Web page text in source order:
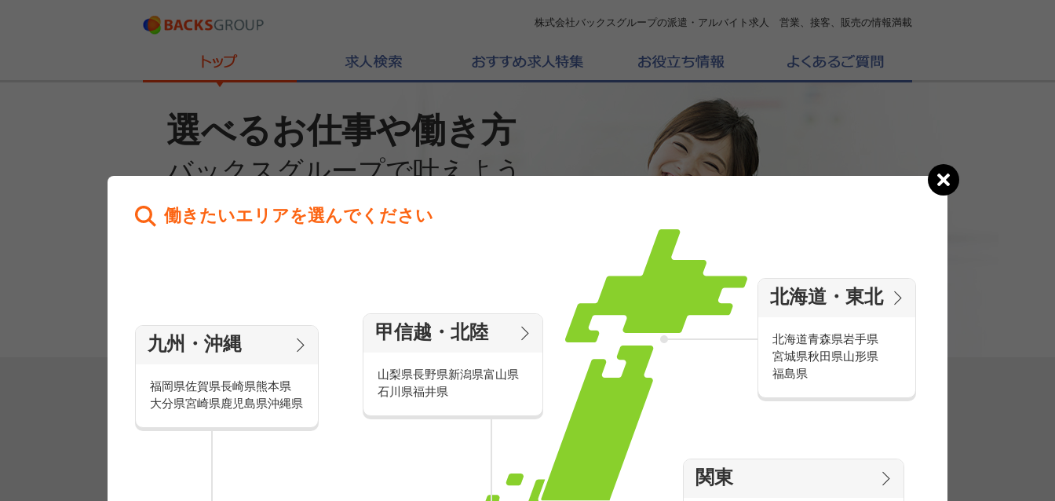
株式会社バックスグループの派遣・アルバイト求人 営業、接客、販売の情報満載
選べるお仕事や働き方
バックスグループで叶えよう
働きたいエリアを選んでください
エリアの
働きたいエリアを選んでください
北海道・東北
北海道青森県岩手県
宮城県秋田県山形県
福島県
関東
九州・沖縄
福岡県佐賀県長崎県熊本県
大分県宮崎県鹿児島県沖縄県
甲信越・北陸
山梨県長野県新潟県富山県
石川県福井県
派遣・アルバイトのおすすめ求人特集